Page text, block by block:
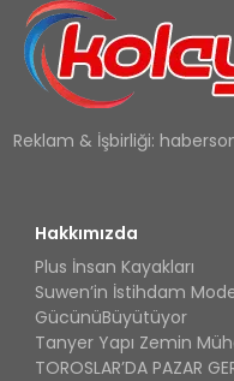
Reklam & İşbirliği:
Hakkımızda
Plus İnsan Kayakları
Suwen’in İstihdam
GücünüBüyütüyor
Tanyer Yapı Zemin
TOROSLAR’DA PAZAR